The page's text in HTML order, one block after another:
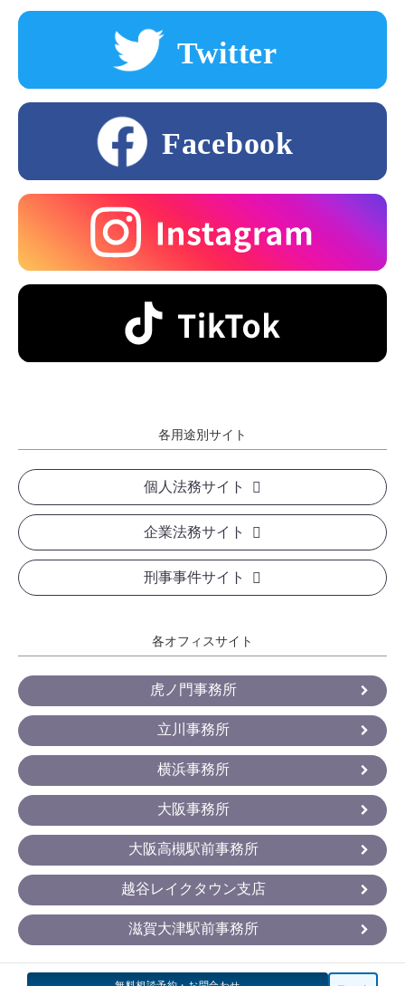
各用途別サイト
個人法務サイト
企業法務サイト
刑事事件サイト
各オフィスサイト
虎ノ門事務所
立川事務所
横浜事務所
大阪事務所
大阪高槻駅前事務所
越谷レイクタウン支店
滋賀大津駅前事務所